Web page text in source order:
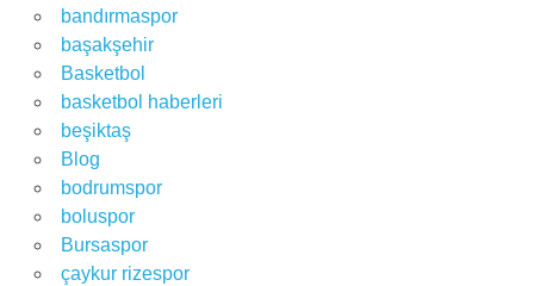
bandırmaspor
başakşehir
Basketbol
basketbol haberleri
beşiktaş
Blog
bodrumspor
boluspor
Bursaspor
çaykur rizespor